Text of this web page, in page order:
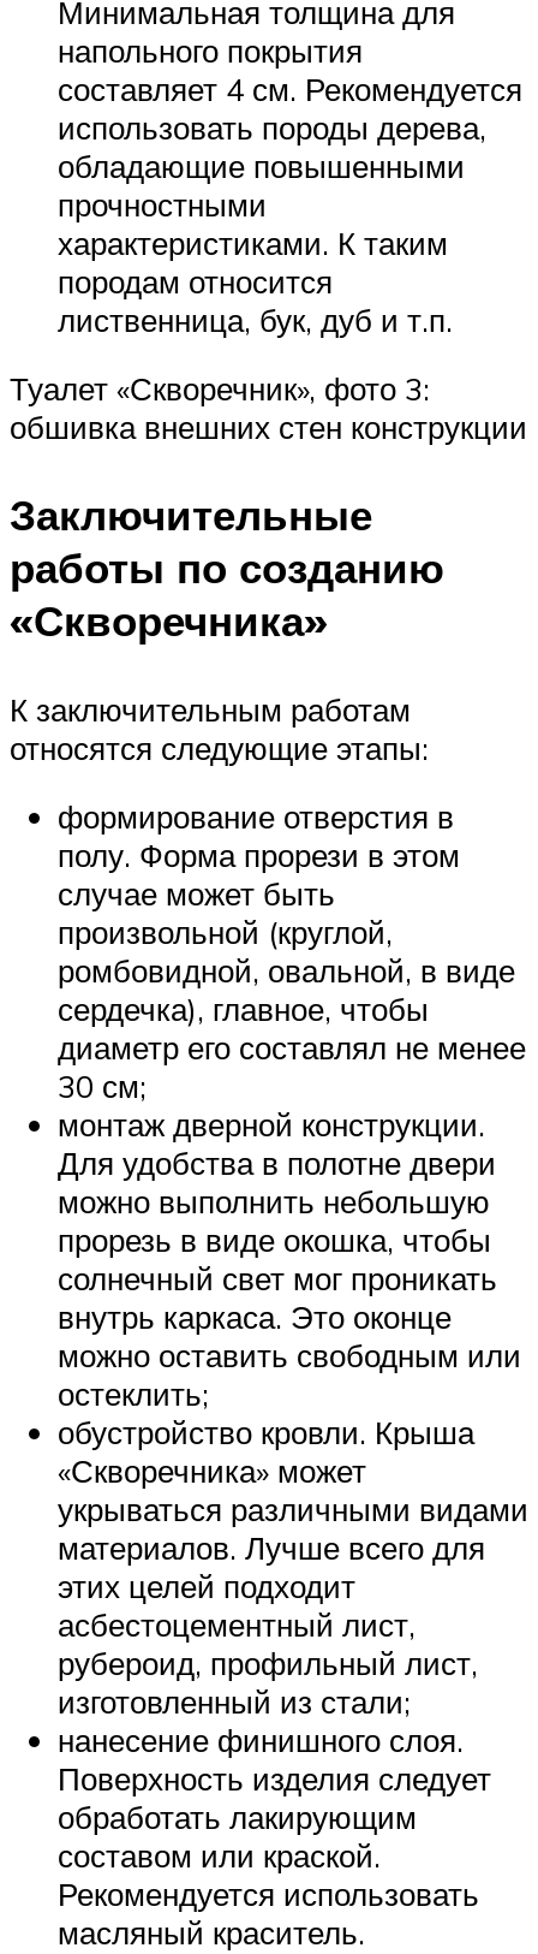
Минимальная толщина для
напольного покрытия
составляет 4 см. Рекомендуется
использовать породы дерева,
обладающие повышенными
прочностными
характеристиками. К таким
породам относится
лиственница, бук, дуб и т.п.
Туалет «Скворечник», фото 3:
обшивка внешних стен конструкции
Заключительные
работы по созданию
«Скворечника»
К заключительным работам
относятся следующие этапы:
формирование отверстия в
полу. Форма прорези в этом
случае может быть
произвольной (круглой,
ромбовидной, овальной, в виде
сердечка), главное, чтобы
диаметр его составлял не менее
30 см;
монтаж дверной конструкции.
Для удобства в полотне двери
можно выполнить небольшую
прорезь в виде окошка, чтобы
солнечный свет мог проникать
внутрь каркаса. Это оконце
можно оставить свободным или
остеклить;
обустройство кровли. Крыша
«Скворечника» может
укрываться различными видами
материалов. Лучше всего для
этих целей подходит
асбестоцементный лист,
рубероид, профильный лист,
изготовленный из стали;
нанесение финишного слоя.
Поверхность изделия следует
обработать лакирующим
составом или краской.
Рекомендуется использовать
масляный краситель.